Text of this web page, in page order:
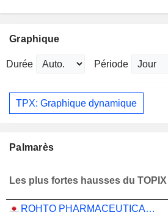
Graphique
Durée Période
TPX: Graphique dynamique
Palmarès
Les plus fortes hausses du
ROHTO PHARMACEUTICAL CO.,LTD.